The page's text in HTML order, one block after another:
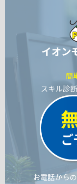
イオン
簡
スキル診
お電話から